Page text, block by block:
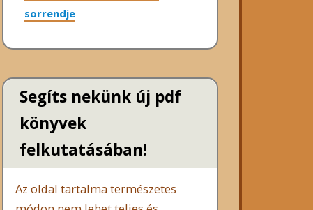
sorrendje
Segíts nekünk új pdf
könyvek
felkutatásában!
Az oldal tartalma természetes